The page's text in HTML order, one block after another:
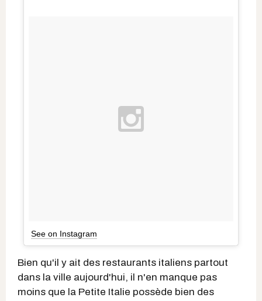
See on Instagram
Bien qu'il y ait des restaurants italiens partout
dans la ville aujourd'hui, il n'en manque pas
moins que la Petite Italie possède bien des